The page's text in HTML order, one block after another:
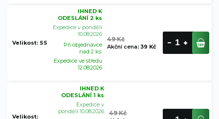
Velikost: SS
IHNED K
ODESLÁNÍ 2 ks
Expedice v pondělí
10.08.2026
Při objednávce
nad 2 ks:
Expedice ve středu
12.08.2026
49 Kč
Akční cena: 39 Kč
Velikost:
IHNED K
ODESLÁNÍ 1 ks
Expedice v
pondělí 10.08.2026
49 Kč